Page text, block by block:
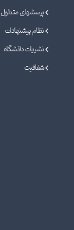
پرسشهای متداول
نظام پیشنهادات
نشریات دانشگاه
شفافیت